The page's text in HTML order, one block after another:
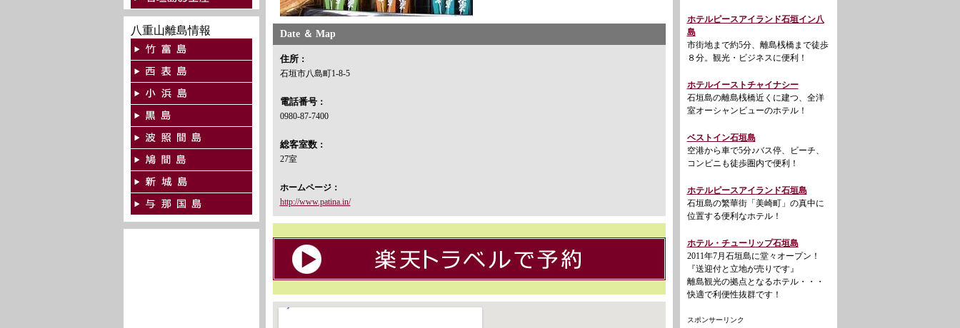
八重山離島情報 Date ＆ Map
住所：
石垣市八島町1-8-5
電話番号：
0980-87-7400
総客室数：
27室
ホームページ：
http://www.patina.in/
ホテルピースアイランド石垣イン八
島
市街地まで約5分、離島桟橋まで徒歩
８分。観光・ビジネスに便利！
ホテルイーストチャイナシー
石垣島の離島桟橋近くに建つ、全洋
室オーシャンビューのホテル！
ベストイン石垣島
空港から車で5分♪バス停、ビーチ、
コンビニも徒歩圏内で便利！
ホテルピースアイランド石垣島
石垣島の繁華街「美崎町」の真中に
位置する便利なホテル！
ホテル・チューリップ石垣島
2011年7月石垣島に堂々オープン！
『送迎付と立地が売りです』
離島観光の拠点となるホテル・・・
快適で利便性抜群です！
スポンサーリンク